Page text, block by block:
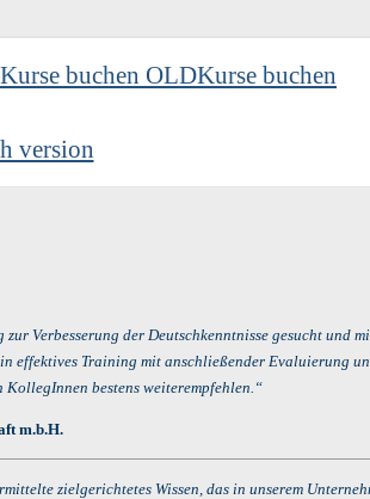
Kurse buchen OLDKurse buchen
version
Verbesserung der Deutschkenntnisse gesucht und
effektives Training mit anschließender Evaluierung
bestens weiterempfehlen.“
m.b.H.
zielgerichtetes Wissen, das in unserem